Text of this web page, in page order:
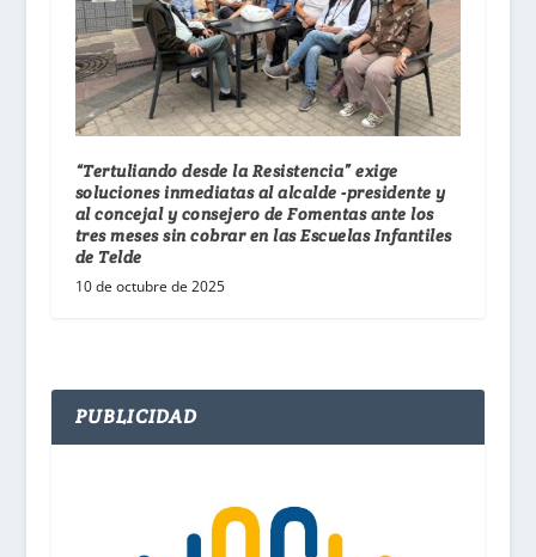
“Tertuliando desde la Resistencia” exige
soluciones inmediatas al alcalde -presidente y
al concejal y consejero de Fomentas ante los
tres meses sin cobrar en las Escuelas Infantiles
de Telde
10 de octubre de 2025
PUBLICIDAD